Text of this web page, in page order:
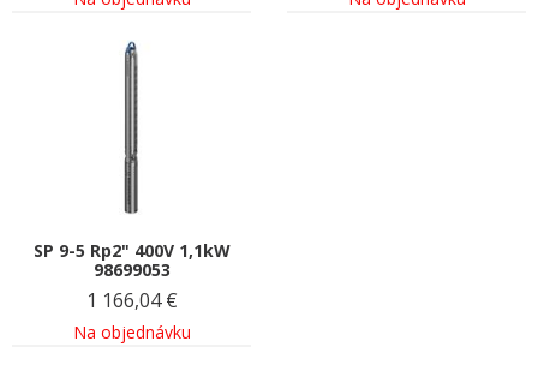
SP 9-5 Rp2" 400V 1,1kW
98699053
1 166,04 €
Na objednávku